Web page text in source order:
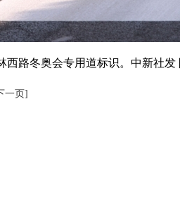
路冬奥会专用道标识。中新社发
一页]